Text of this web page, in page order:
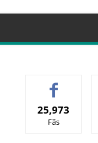
25,973
Fãs